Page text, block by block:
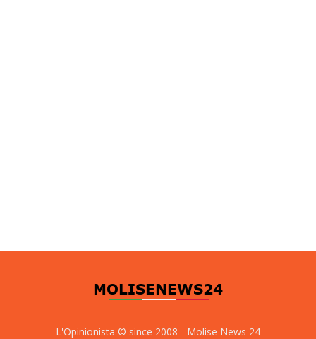
L'Opinionista © since 2008 - Molise News 24